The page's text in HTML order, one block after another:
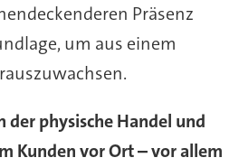
Präsenz
um aus einem
physische Handel und
Kunden vor Ort – vor allem